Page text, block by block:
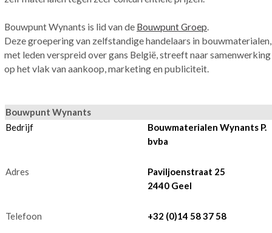
Bouwpunt Wynants is lid van de Bouwpunt Groep.
Deze groepering van zelfstandige handelaars in bouwmaterialen,
met leden verspreid over gans België, streeft naar samenwerking
op het vlak van aankoop, marketing en publiciteit.
Bouwpunt Wynants
Bedrijf
Bouwmaterialen Wynants P.
bvba
Adres
Paviljoenstraat 25
2440 Geel
Telefoon +32 (0)14 58 37 58